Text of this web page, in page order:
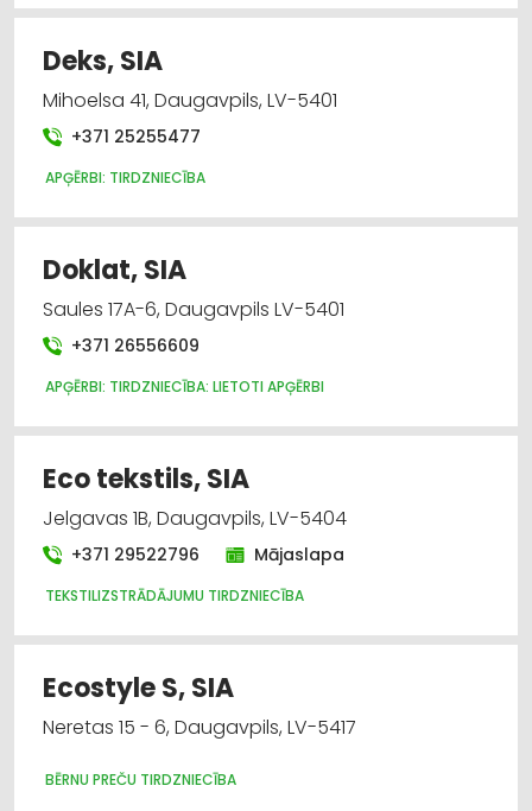
apģērbi; ražošana
Mēbeļu tirdzniecība
Deks, SIA
Mihoelsa 41, Daugavpils, LV-5401
+371 25255477
APĢĒRBI: TIRDZNIECĪBA
Doklat, SIA
Saules 17A-6, Daugavpils LV-5401
+371 26556609
APĢĒRBI: TIRDZNIECĪBA: LIETOTI APĢĒRBI
Eco tekstils, SIA
Jelgavas 1B, Daugavpils, LV-5404
+371 29522796 Mājaslapa
TEKSTILIZSTRĀDĀJUMU TIRDZNIECĪBA
Ecostyle S, SIA
Neretas 15 - 6, Daugavpils, LV-5417
BĒRNU PREČU TIRDZNIECĪBA